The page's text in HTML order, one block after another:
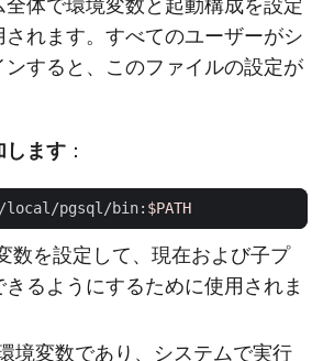
体で環境変数と起動構成を設定
れます。すべてのユーザーがシ
ンすると、このファイルの設定が
します ：
local/pgsql/bin: $PATH
数を設定して、現在および子プ
きるようにするために使用されま
境変数であり、システムで実行